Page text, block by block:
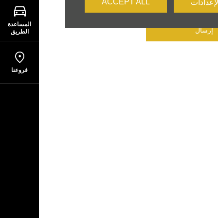
ACCEPT ALL
المساعدة
الطريق
فروعنا
إرسال